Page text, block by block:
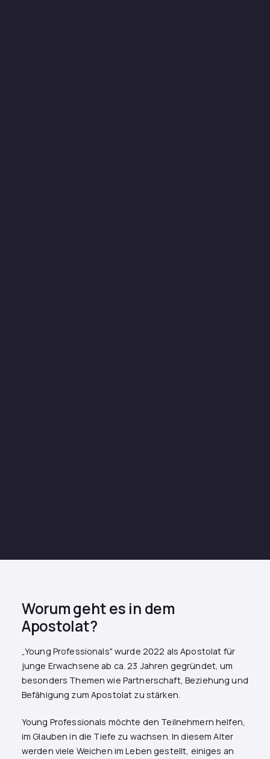
Worum geht es in dem
Apostolat?
„Young Professionals" wurde 2022 als Apostolat für
junge Erwachsene ab ca. 23 Jahren gegründet, um
besonders Themen wie Partnerschaft, Beziehung und
Befähigung zum Apostolat zu stärken.
Young Professionals möchte den Teilnehmern helfen,
im Glauben in die Tiefe zu wachsen. In diesem Alter
werden viele Weichen im Leben gestellt, einiges an